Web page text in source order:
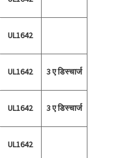
UL1642
UL1642 3 ए डिस्चार्ज
UL1642 3 ए डिस्चार्ज
UL1642